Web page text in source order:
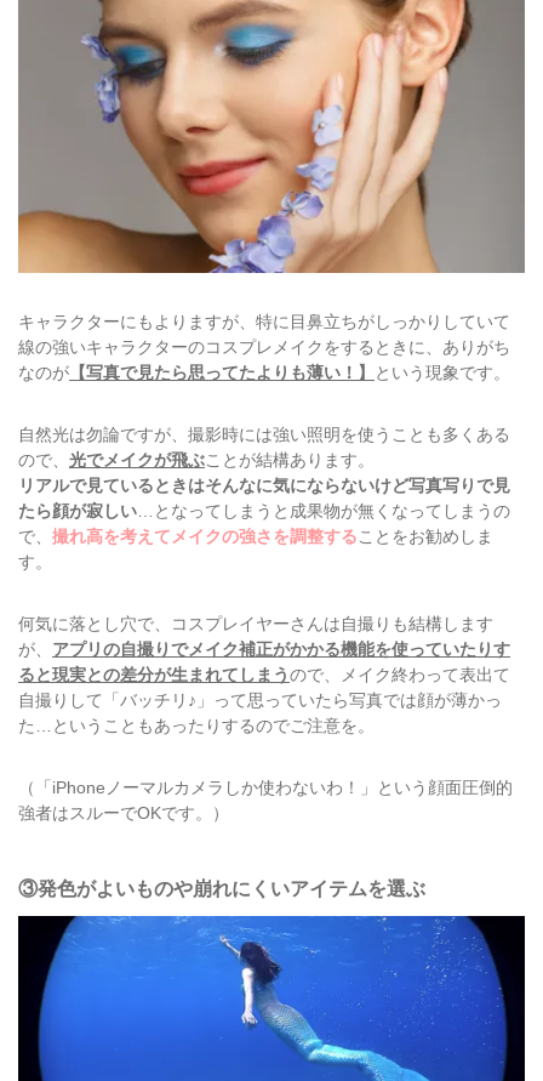
キャラクターにもよりますが、特に目鼻立ちがしっかりしていて
線の強いキャラクターのコスプレメイクをするときに、ありがち
なのが 【写真で見たら思ってたよりも薄い！】 という現象です。
自然光は勿論ですが、撮影時には強い照明を使うことも多くある
ので、 光でメイクが飛ぶことが結構あります。
リアルで見ているときはそんなに気にならないけど写真写りで見
たら顔が寂しい …となってしまうと成果物が無くなってしまうの
で、 撮れ高を考えてメイクの強さを調整することをお勧めしま
す。
何気に落とし穴で、コスプレイヤーさんは自撮りも結構します
が、 アプリの自撮りでメイク補正がかかる機能を使っていたりす
ると現実との差分が生まれてしまうので、メイク終わって表出て
自撮りして「バッチリ♪」って思っていたら写真では顔が薄かっ
た…ということもあったりするのでご注意を。
（「iPhoneノーマルカメラしか使わないわ！」という顔面圧倒的
強者はスルーでOKです。）
③発色がよいものや崩れにくいアイテムを選ぶ